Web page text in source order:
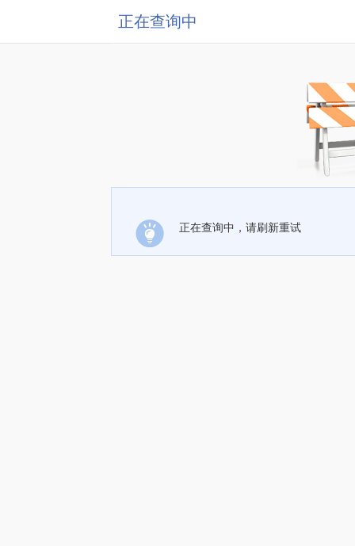
正在查询中
正在查询中，请刷新重试